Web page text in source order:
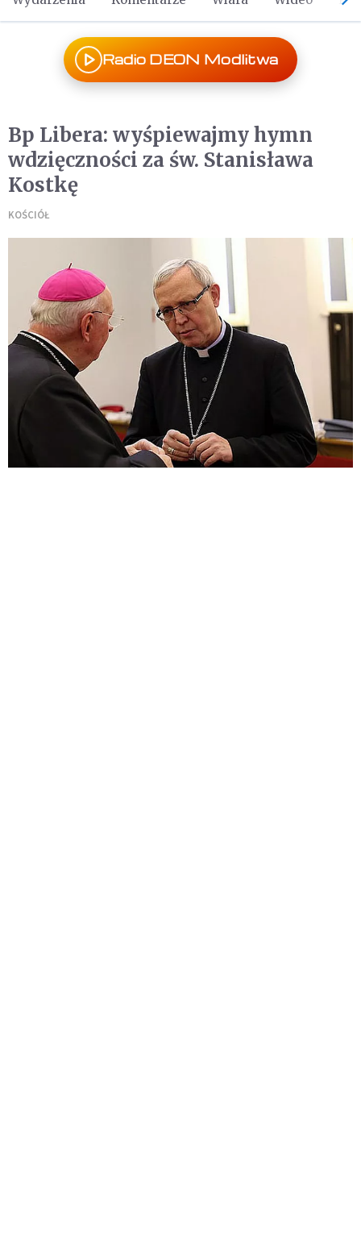
Radio DEON Modlitwa
Bp Libera: wyśpiewajmy hymn
wdzięczności za św. Stanisława
Kostkę
KOŚCIÓŁ